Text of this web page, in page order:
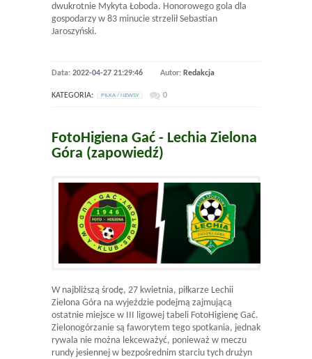
dwukrotnie Mykyta Łoboda. Honorowego gola dla
gospodarzy w 83 minucie strzelił Sebastian
Jaroszyński.
Data: 2022-04-27 21:29:46 Autor: Redakcja
KATEGORIA: PILKA / NEWSY 0
FotoHigiena Gać - Lechia Zielona
Góra (zapowiedź)
W najbliższą środę, 27 kwietnia, piłkarze Lechii
Zielona Góra na wyjeździe podejmą zajmującą
ostatnie miejsce w III ligowej tabeli FotoHigienę Gać.
Zielonogórzanie są faworytem tego spotkania, jednak
rywala nie można lekceważyć, ponieważ w meczu
rundy jesiennej w bezpośrednim starciu tych drużyn